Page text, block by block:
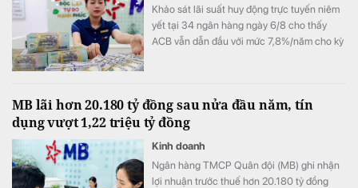
Khảo sát lãi suất huy động trực tuyến niêm
yết tại 34 ngân hàng ngày 6/8 cho thấy
ACB vẫn dẫn đầu với mức 7,8%/năm cho kỳ
MB lãi hơn 20.180 tỷ đồng sau nửa đầu năm, tín
dụng vượt 1,22 triệu tỷ đồng
Kinh doanh
Ngân hàng TMCP Quân đội (MB) ghi nhận
lợi nhuận trước thuế hơn 20.180 tỷ đồng